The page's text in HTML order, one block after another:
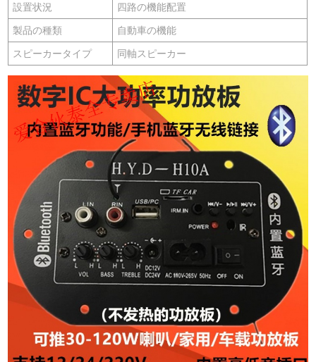
設置状況 四路の機能配置
製品の種類 自動車の機能
スピーカータイプ 同軸スピーカー